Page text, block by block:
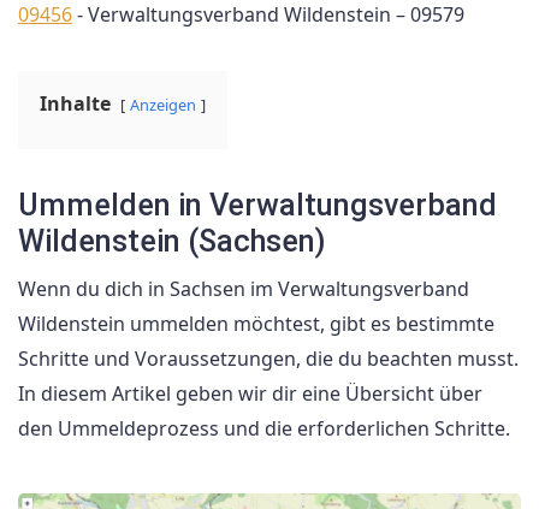
09456-Verwaltungsverband Wildenstein – 09579
Inhalte Anzeigen
Ummelden in Verwaltungsverband
Wildenstein (Sachsen)
Wenn du dich in Sachsen im Verwaltungsverband
Wildenstein ummelden möchtest, gibt es bestimmte
Schritte und Voraussetzungen, die du beachten musst.
In diesem Artikel geben wir dir eine Übersicht über
den Ummeldeprozess und die erforderlichen Schritte.